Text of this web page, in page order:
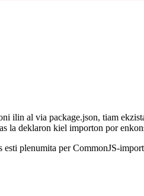
ilin al via package.json, tiam
la deklaron kiel importon por